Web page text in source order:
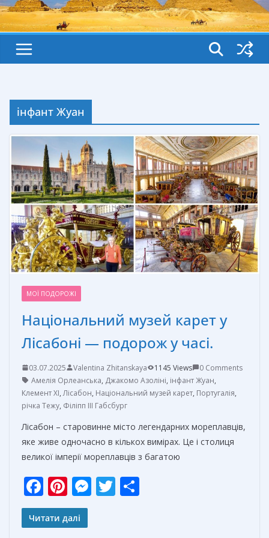
інфант Жуан
МОЇ ПОДОРОЖІ
Національний музей карет у
Лісабоні — подорож у часі.
03.07.2025 Valentina Zhitanskaya 1145 Views
0 Comments
Амелія Орлеанська, Джакомо Азоліні, інфант Жуан,
Клемент XI,Лісабон, Національний музей карет, Португалія,
річка Тежу, Філіпп III Габсбург
Лісабон – старовинне місто легендарних мореплавців,
яке живе одночасно в кількох вимірах. Це і столиця
великої імперії мореплавців з багатою
F
ac
e
Pi
nt
er
M T
Читати далі